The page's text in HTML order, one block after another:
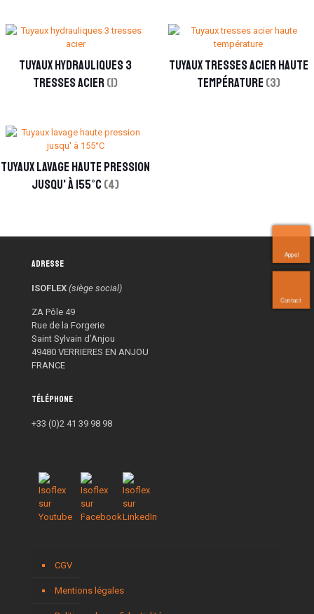
Tuyaux hydrauliques 3
tresses acier(1)
Tuyaux tresses acier haute
température (3)
Tuyaux lavage haute pression
jusqu' à 155°C(4)
Adresse
ISOFLEX (siège social)
ZA Pôle 49
Rue de la Forgerie
Saint Sylvain d’Anjou
49480 VERRIERES EN ANJOU
FRANCE
Téléphone
+33 (0)2 41 39 98 98
CGV
Mentions légales
Appel
Contact